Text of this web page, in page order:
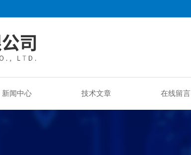
新闻中心 技术文章 在线留言